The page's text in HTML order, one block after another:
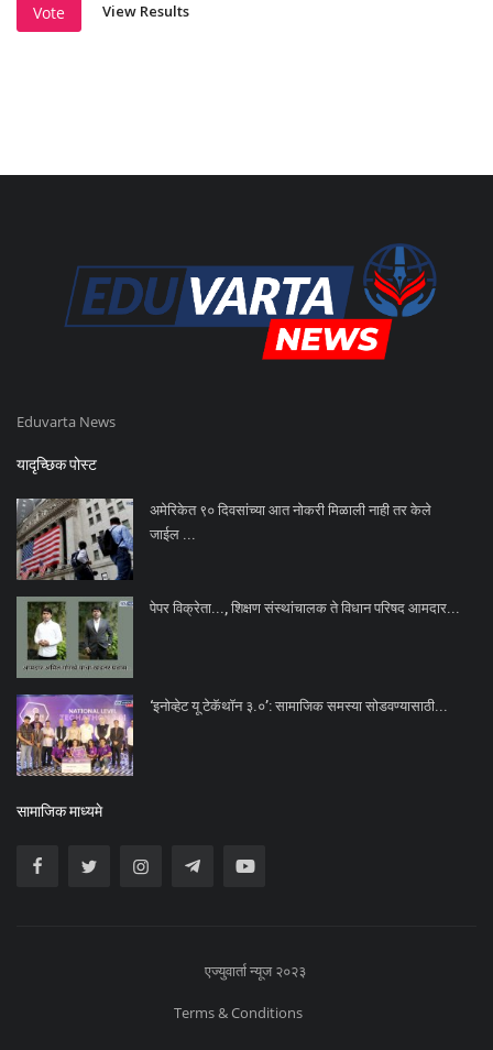
Vote View Results
Eduvarta News
यादृच्छिक पोस्ट
अमेरिकेत ९० दिवसांच्या आत नोकरी मिळाली नाही तर केले
जाईल ...
पेपर विक्रेता..., शिक्षण संस्थांचालक ते विधान परिषद आमदार...
‘इनोव्हेट यू टेकॅथॉन ३.०’: सामाजिक समस्या सोडवण्यासाठी...
सामाजिक माध्यमे
एज्युवार्ता न्यूज २०२३
Terms & Conditions